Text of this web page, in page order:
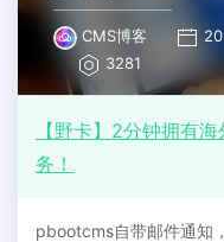
CMS博客
3281
【野卡】2分钟拥有
务！
pbootcms自带邮件通知